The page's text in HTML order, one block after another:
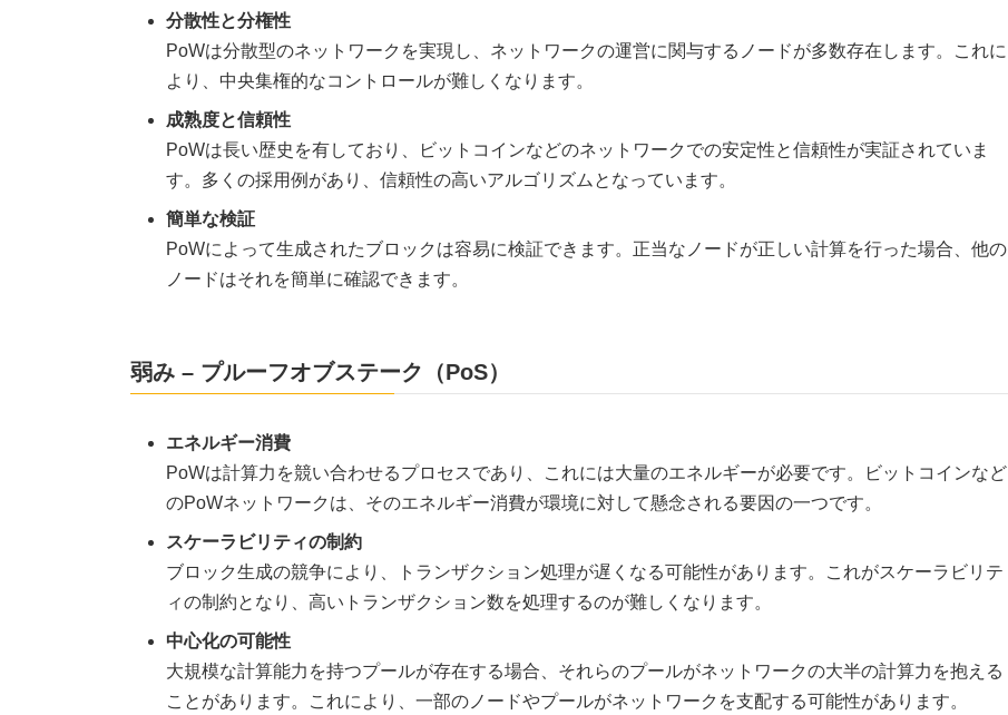
分散性と分権性
PoWは分散型のネットワークを実現し、ネットワークの運営に関与するノードが多数存在します。これに
より、中央集権的なコントロールが難しくなります。
成熟度と信頼性
PoWは長い歴史を有しており、ビットコインなどのネットワークでの安定性と信頼性が実証されていま
す。多くの採用例があり、信頼性の高いアルゴリズムとなっています。
簡単な検証
PoWによって生成されたブロックは容易に検証できます。正当なノードが正しい計算を行った場合、他の
ノードはそれを簡単に確認できます。
弱み – プルーフオブステーク（PoS）
エネルギー消費
PoWは計算力を競い合わせるプロセスであり、これには大量のエネルギーが必要です。ビットコインなど
のPoWネットワークは、そのエネルギー消費が環境に対して懸念される要因の一つです。
スケーラビリティの制約
ブロック生成の競争により、トランザクション処理が遅くなる可能性があります。これがスケーラビリテ
ィの制約となり、高いトランザクション数を処理するのが難しくなります。
中心化の可能性
大規模な計算能力を持つプールが存在する場合、それらのプールがネットワークの大半の計算力を抱える
ことがあります。これにより、一部のノードやプールがネットワークを支配する可能性があります。